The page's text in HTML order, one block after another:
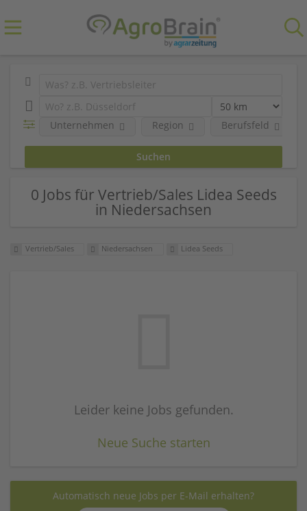
Unternehmen Region Berufsfeld
0 Jobs für Vertrieb/Sales Lidea Seeds
in Niedersachsen
Vertrieb/Sales Niedersachsen Lidea Seeds
Leider keine Jobs gefunden.
Neue Suche starten
Automatisch neue Jobs per E-Mail erhalten?